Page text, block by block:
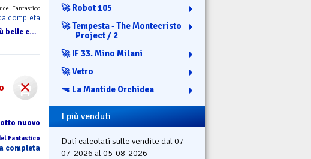
del Fantastico
completa
belle e...
nuovo
Fantastico
completa
🚀 Robot 105
🚀 Tempesta - The Montecristo
Project / 2
🚀 IF 33. Mino Milani
🚀 Vetro
🔫 La Mantide Orchidea
I più venduti
Dati calcolati sulle vendite dal 07-
07-2026 al 05-08-2026